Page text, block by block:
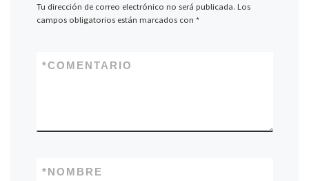
Tu dirección de correo electrónico no será publicada. Los
campos obligatorios están marcados con *
COMENTARIO
*
NOMBRE
*